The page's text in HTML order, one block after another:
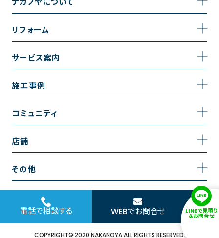
採用情報
リフォーム
トイレのリフォーム
キッチンのリフォーム
リノベーション
内装のリフォーム
水回りのリフォーム
外壁のリフォーム
窓のリフォーム
サービス案内
サービスの流れ
施工事例
施工事例一覧
お風呂の施工事例
洗面の施工事例
コミュニティ
コミュニティ
お知らせ
店舗
越谷店
浦和店
日本橋店
その他
お問い合わせ
サイトポリシー
電話で相談する WEBでお問合せ LINEで見積り
＆お問合せ
COPYRIGHT© 2020 NAKANOYA ALL RIGHTS RESERVED.